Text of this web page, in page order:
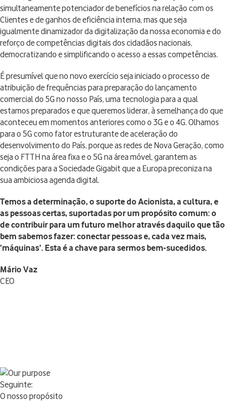
simultaneamente potenciador de benefícios na relação com os
Clientes e de ganhos de eficiência interna, mas que seja
igualmente dinamizador da digitalização da nossa economia e do
reforço de competências digitais dos cidadãos nacionais,
democratizando e simplificando o acesso a essas competências.
É presumível que no novo exercício seja iniciado o processo de
atribuição de frequências para preparação do lançamento
comercial do 5G no nosso País, uma tecnologia para a qual
estamos preparados e que queremos liderar, à semelhança do que
aconteceu em momentos anteriores como o 3G e o 4G. Olhamos
para o 5G como fator estruturante de aceleração do
desenvolvimento do País, porque as redes de Nova Geração, como
seja o FTTH na área fixa e o 5G na área móvel, garantem as
condições para a Sociedade Gigabit que a Europa preconiza na
sua ambiciosa agenda digital.
Temos a determinação, o suporte do Acionista, a cultura, e
as pessoas certas, suportadas por um propósito comum: o
de contribuir para um futuro melhor através daquilo que tão
bem sabemos fazer: conectar pessoas e, cada vez mais,
‘máquinas’. Esta é a chave para sermos bem-sucedidos.
Mário Vaz
CEO
Seguinte:
O nosso propósito